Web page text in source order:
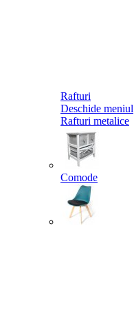
Rafturi
Deschide meniul
Rafturi metalice
Comode